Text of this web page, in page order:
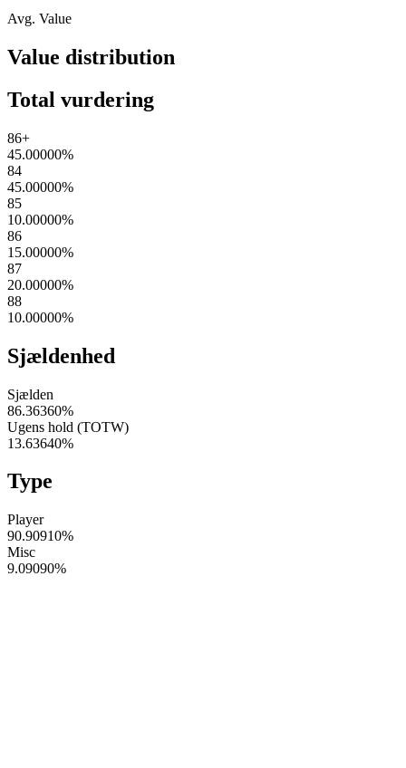
Avg. Value
Value distribution
Total vurdering
86+
45.00000%
84
45.00000%
85
10.00000%
86
15.00000%
87
20.00000%
88
10.00000%
Sjældenhed
Sjælden
86.36360%
Ugens hold (TOTW)
13.63640%
Type
Player
90.90910%
Misc
9.09090%